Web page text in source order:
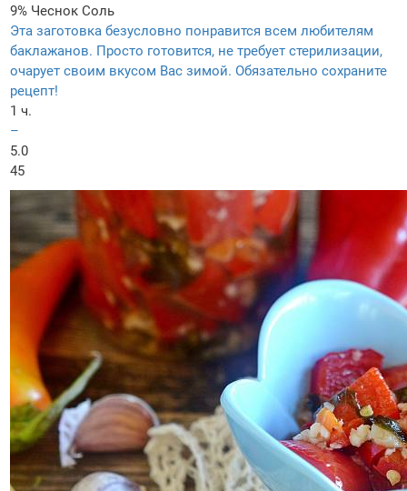
9% Чеснок Соль
Эта заготовка безусловно понравится всем любителям
баклажанов. Просто готовится, не требует стерилизации,
очарует своим вкусом Вас зимой. Обязательно сохраните
рецепт!
1 ч.
–
5.0
45